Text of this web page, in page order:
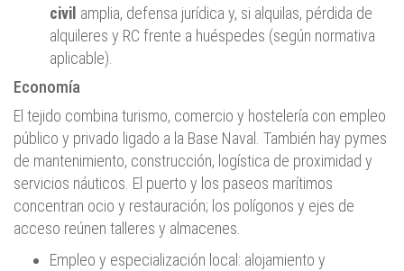
civil amplia, defensa jurídica y, si alquilas, pérdida de
alquileres y RC frente a huéspedes (según normativa
aplicable).
Economía
El tejido combina turismo, comercio y hostelería con empleo
público y privado ligado a la Base Naval. También hay pymes
de mantenimiento, construcción, logística de proximidad y
servicios náuticos. El puerto y los paseos marítimos
concentran ocio y restauración; los polígonos y ejes de
acceso reúnen talleres y almacenes.
Empleo y especialización local: alojamiento y